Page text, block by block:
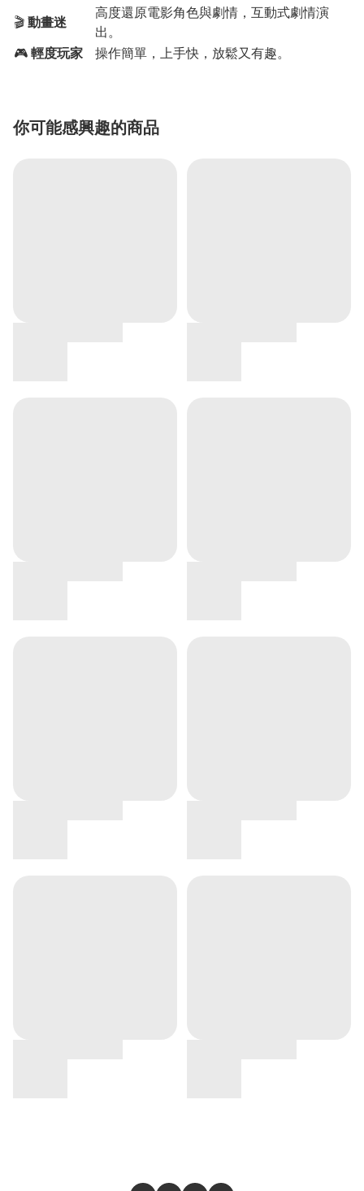
🎬 動畫迷
高度還原電影角色與劇情，互動式劇情演
出。
🎮 輕度玩家 操作簡單，上手快，放鬆又有趣。
你可能感興趣的商品